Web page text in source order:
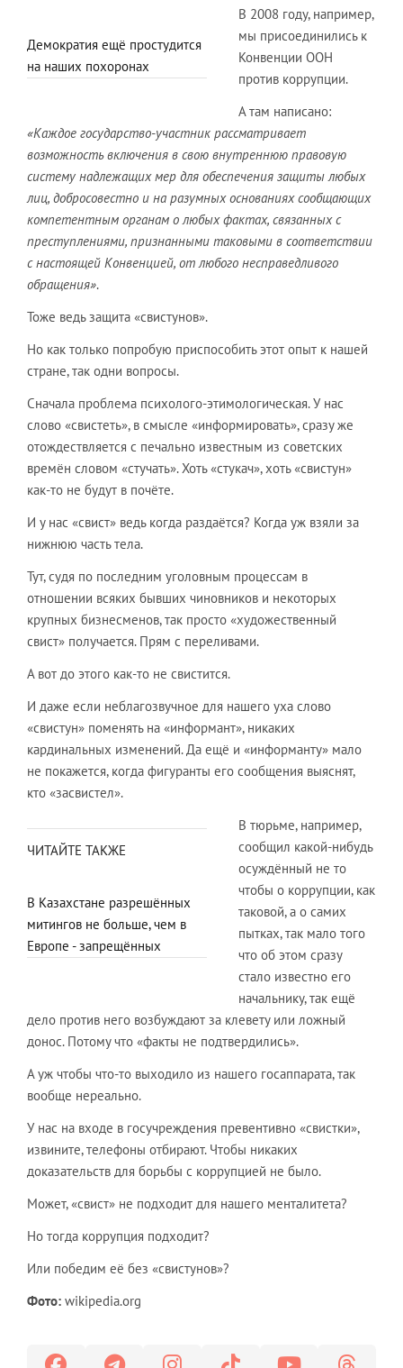
Демократия ещё простудится
на наших похоронах
В 2008 году, например,
мы присоединились к
Конвенции ООН
против коррупции.
А там написано:
«Каждое государство-участник рассматривает
возможность включения в свою внутреннюю правовую
систему надлежащих мер для обеспечения защиты любых
лиц, добросовестно и на разумных основаниях сообщающих
компетентным органам о любых фактах, связанных с
преступлениями, признанными таковыми в соответствии
с настоящей Конвенцией, от любого несправедливого
обращения».
Тоже ведь защита «свистунов».
Но как только попробую приспособить этот опыт к нашей
стране, так одни вопросы.
Сначала проблема психолого-этимологическая. У нас
слово «свистеть», в смысле «информировать», сразу же
отождествляется с печально известным из советских
времён словом «стучать». Хоть «стукач», хоть «свистун»
как-то не будут в почёте.
И у нас «свист» ведь когда раздаётся? Когда уж взяли за
нижнюю часть тела.
Тут, судя по последним уголовным процессам в
отношении всяких бывших чиновников и некоторых
крупных бизнесменов, так просто «художественный
свист» получается. Прям с переливами.
А вот до этого как-то не свистится.
И даже если неблагозвучное для нашего уха слово
«свистун» поменять на «информант», никаких
кардинальных изменений. Да ещё и «информанту» мало
не покажется, когда фигуранты его сообщения выяснят,
кто «засвистел».
ЧИТАЙТЕ ТАКЖЕ
В Казахстане разрешённых
митингов не больше, чем в
Европе - запрещённых
В тюрьме, например,
сообщил какой-нибудь
осуждённый не то
чтобы о коррупции, как
таковой, а о самих
пытках, так мало того
что об этом сразу
стало известно его
начальнику, так ещё
дело против него возбуждают за клевету или ложный
донос. Потому что «факты не подтвердились».
А уж чтобы что-то выходило из нашего госаппарата, так
вообще нереально.
У нас на входе в госучреждения превентивно «свистки»,
извините, телефоны отбирают. Чтобы никаких
доказательств для борьбы с коррупцией не было.
Может, «свист» не подходит для нашего менталитета?
Но тогда коррупция подходит?
Или победим её без «свистунов»?
Фото: wikipedia.org